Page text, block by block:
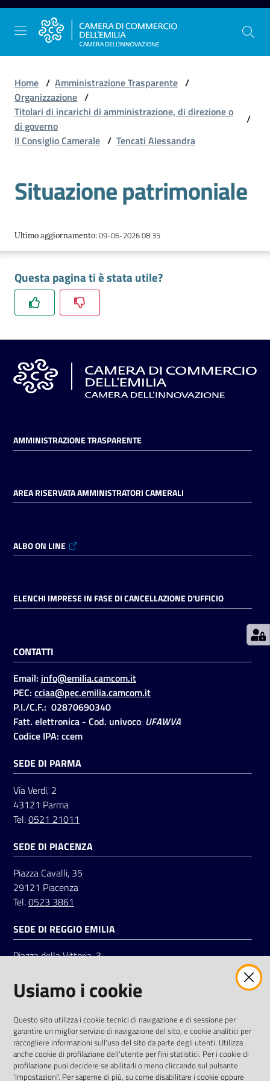
Vai al contenuto
Vai alla navigazione
Vai al footer
La
Camera
dell'Emilia
Gestire
l'impresa
e
territorio
Tutelare
l'Impresa
in
digitale
on line
Accedi
Registrati
Seguici
su
Home / Amministrazione Trasparente /
Organizzazione /
Titolari di incarichi di amministrazione, di direzione o
di governo
/
Il Consiglio Camerale / Tencati Alessandra
Situazione patrimoniale
Ultimo aggiornamento:09-06-2026 08:35
Questa pagina ti è stata utile?
AMMINISTRAZIONE TRASPARENTE
AREA RISERVATA AMMINISTRATORI CAMERALI
ALBO ON LINE
ELENCHI IMPRESE IN FASE DI CANCELLAZIONE D'UFFICIO
CONTATTI
Email: info@emilia.camcom.it
PEC: cciaa@pec.emilia.camcom.it
P.I./C.F.: 02870690340
Fatt. elettronica - Cod. univoco: UFAWVA
Codice IPA: ccem
SEDE DI PARMA
Via Verdi, 2
43121 Parma
Tel.0521 21011
SEDE DI PIACENZA
Piazza Cavalli, 35
29121 Piacenza
Tel.0523 3861
SEDE DI REGGIO EMILIA
Piazza della Vittoria, 3
Tel.0522 7961
LinkedinFacebookInstagram
Usiamo i cookie
Questo sito utilizza i cookie tecnici di navigazione e di sessione per
garantire un miglior servizio di navigazione del sito, e cookie analitici per
raccogliere informazioni sull'uso del sito da parte degli utenti. Utilizza
anche cookie di profilazione dell'utente per fini statistici. Per i cookie di
profilazione puoi decidere se abilitarli o meno cliccando sul pulsante
'Impostazioni'. Per saperne di più, su come disabilitare i cookie oppure